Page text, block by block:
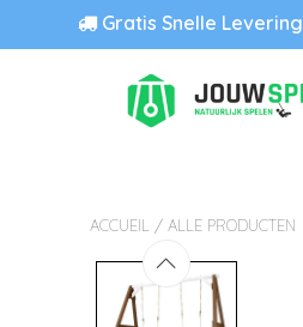
Gratis Snelle Levering
ACCUEIL / ALLE PRODUCTEN